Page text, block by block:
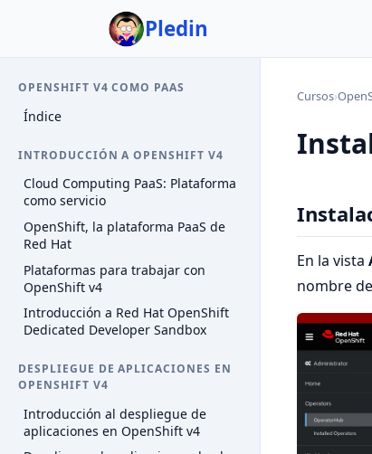
Pledin
OPENSHIFT V4 COMO PAAS
Índice
INTRODUCCIÓN A OPENSHIFT V4
Cloud Computing PaaS: Plataforma
como servicio
OpenShift, la plataforma PaaS de
Red Hat
Plataformas para trabajar con
OpenShift v4
Introducción a Red Hat OpenShift
Dedicated Developer Sandbox
DESPLIEGUE DE APLICACIONES EN
OPENSHIFT V4
Introducción al despliegue de
aplicaciones en OpenShift v4
Cursos›
En la vista
nombre